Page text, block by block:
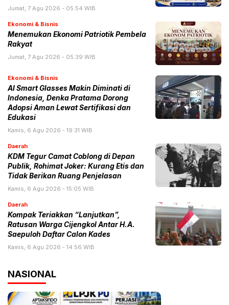
Jumat, 7 Agu 2026 - 05:54 WIB
Ekonomi & Bisnis
Menemukan Ekonomi Patriotik Pembela
Rakyat
Jumat, 7 Agu 2026 - 05:39 WIB
Ekonomi & Bisnis
AI Smart Glasses Makin Diminati di
Indonesia, Denka Pratama Dorong
Adopsi Aman Lewat Sertifikasi dan
Edukasi
Kamis, 6 Agu 2026 - 19:31 WIB
Daerah
KDM Tegur Camat Coblong di Depan
Publik, Rohimat Joker: Kurang Etis dan
Tidak Berikan Ruang Penjelasan
Kamis, 6 Agu 2026 - 15:05 WIB
Daerah
Kompak Teriakkan “Lanjutkan”,
Ratusan Warga Cijengkol Antar H.A.
Saepuloh Daftar Calon Kades
Kamis, 6 Agu 2026 - 14:56 WIB
NASIONAL